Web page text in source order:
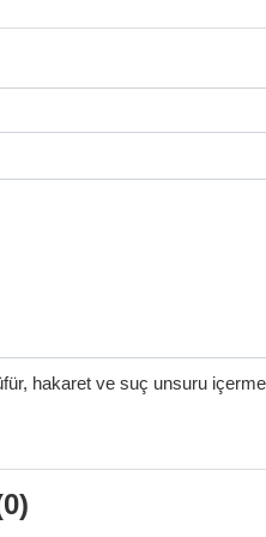
hakaret ve suç unsuru
0)